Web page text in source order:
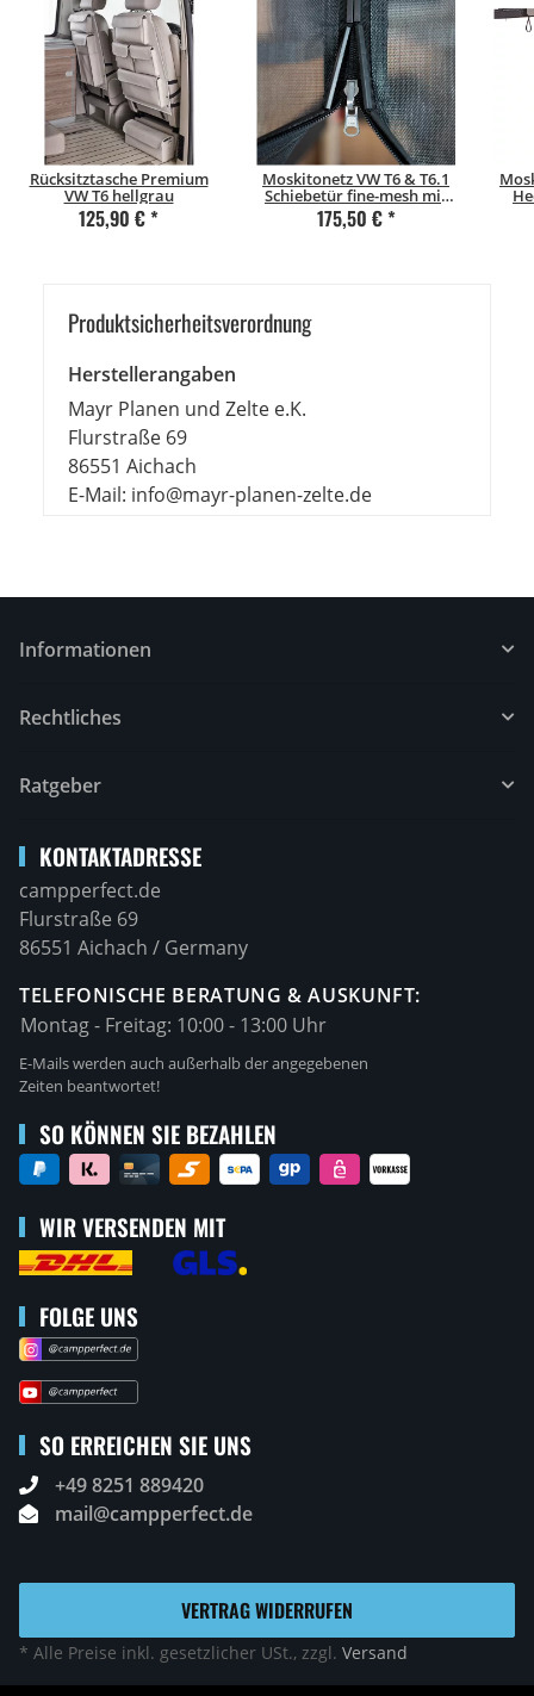
Rücksitztasche Premium
VW T6 hellgrau
125,90 €*
Moskitonetz VW T6 & T6.1
Schiebetür fine-mesh mit
Magnetverschluss
Beifahrerseite (rechts)
175,50 €*
Produkt­sicher­heits­ver­ord­nung
Herstellerangaben
Mayr Planen und Zelte e.K.
Flurstraße 69
86551 Aichach
E-Mail: info@mayr-planen-zelte.de
Informationen
Rechtliches
Ratgeber
KONTAKTADRESSE
campperfect.de
Flurstraße 69
86551 Aichach / Germany
TELEFONISCHE BERATUNG & AUSKUNFT:
Montag - Freitag: 10:00 - 13:00 Uhr
E-Mails werden auch außerhalb der angegebenen
Zeiten beantwortet!
SO KÖNNEN SIE BEZAHLEN
WIR VERSENDEN MIT
FOLGE UNS
SO ERREICHEN SIE UNS
+49 8251 889420
mail@campperfect.de
VERTRAG WIDERRUFEN
* Alle Preise inkl. gesetzlicher USt., zzgl. Versand